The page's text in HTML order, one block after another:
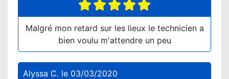
Malgré mon retard sur les lieux le technicien a
bien voulu m'attendre un peu
Alyssa C. le 03/03/2020